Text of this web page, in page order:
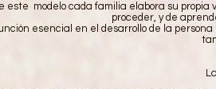
este modelo cada familia elabora su
proceder, y de
esencial en el desarrollo de la